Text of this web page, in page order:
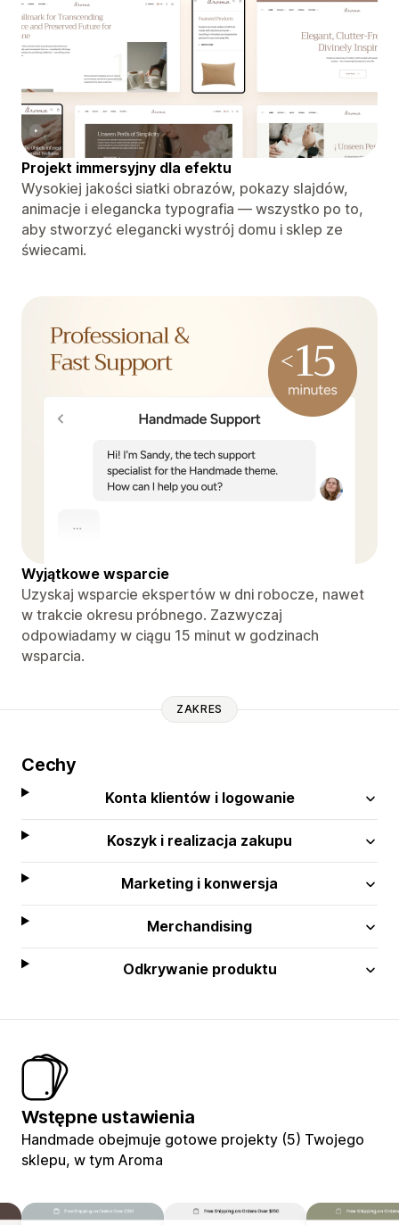
Projekt immersyjny dla efektu
Wysokiej jakości siatki obrazów, pokazy slajdów,
animacje i elegancka typografia — wszystko po to,
aby stworzyć elegancki wystrój domu i sklep ze
świecami.
Wyjątkowe wsparcie
Uzyskaj wsparcie ekspertów w dni robocze, nawet
w trakcie okresu próbnego. Zazwyczaj
odpowiadamy w ciągu 15 minut w godzinach
wsparcia.
ZAKRES
Cechy
Konta klientów i logowanie
Koszyk i realizacja zakupu
Marketing i konwersja
Merchandising
Odkrywanie produktu
Wstępne ustawienia
Handmade obejmuje gotowe projekty (5) Twojego
sklepu, w tym Aroma